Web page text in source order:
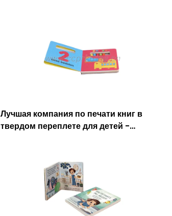
Лучшая компания по печати книг в
твердом переплете для детей -